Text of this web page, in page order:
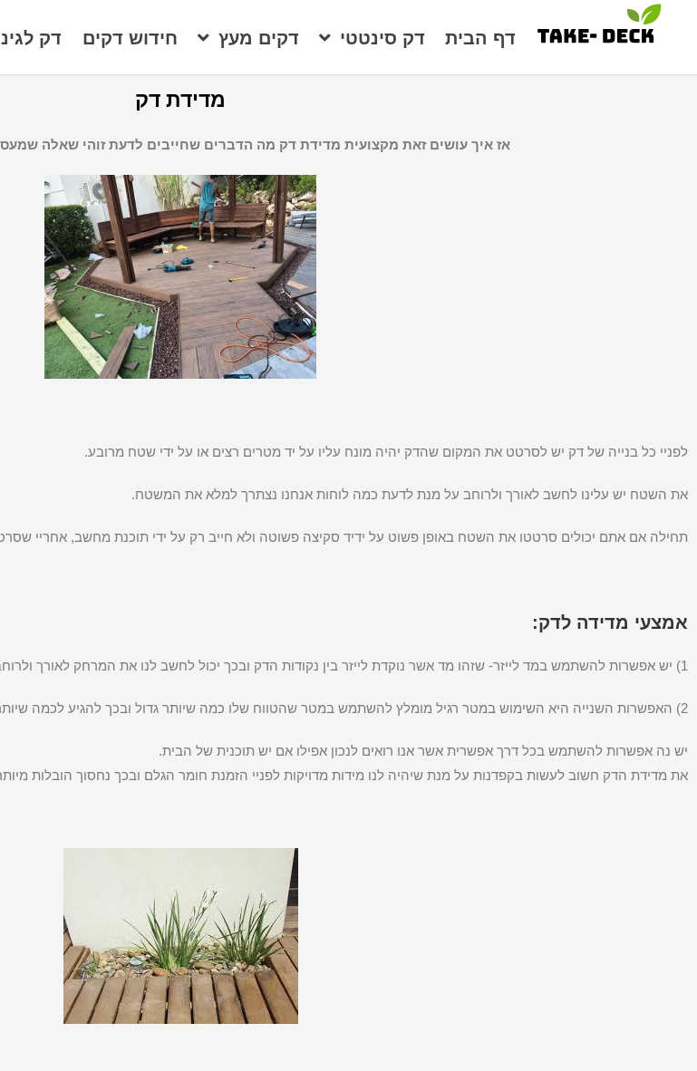
דף הבית דק סינטטי דקים מעץ חידוש דקים דק
מדידת דק
אז איך עושים זאת מקצועית מדידת דק מה הדברים שחייבים לדעת זוהי שאלה
לפניי כל בנייה של דק יש לסרטט את המקום שהדק יהיה מונח עליו על יד מטרים רצים או על ידי שטח מרובע.
את השטח יש עלינו לחשב לאורך ולרוחב על מנת לדעת כמה לוחות אנחנו נצתרך למלא את המשטח.
תחילה אם אתם יכולים סרטטו את השטח באופן פשוט על ידיד סקיצה פשוטה ולא חייב רק על ידי תוכנת מחשב, אחריי
אמצעי מדידה לדק:
1) יש אפשרות להשתמש במד לייזר- שזהו מד אשר נוקדת לייזר בין נקודות הדק ובכך יכול לחשב לנו את המרחק לאורך ולרוחב ולחשב לנו אפילו כמה יש בדיוק במ"ר.
2) האפשרות השנייה היא השימוש במטר רגיל מומלץ להשתמש במטר שהטווח שלו כמה שיותר גדול ובכך להגיע לכמה שיותר מרחק מבלי לעשות חיבורים באמצע.
יש נה אפשרות להשתמש בכל דרך אפשרית אשר אנו רואים לנכון אפילו אם יש תוכנית של הבית.
את מדידת הדק חשוב לעשות בקפדנות על מנת שיהיה לנו מידות מדויקות לפניי הזמנת חומר הגלם ובכך נחסוך הובלות